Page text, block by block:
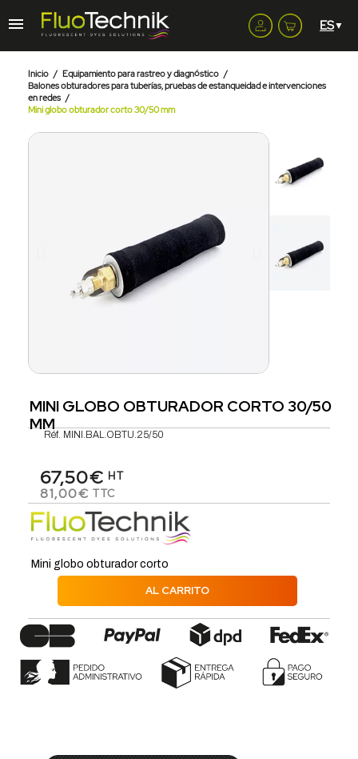
Inicio
Equipamiento para rastreo y diagnóstico
Balones obturadores para tuberías, pruebas de estanqueidad e intervenciones
en redes
Mini globo obturador corto 30/50 mm
MINI GLOBO OBTURADOR CORTO 30/50
MM
Réf. MINI.BAL.OBTU.25/50
67,50€ HT
81,00€ TTC
Mini globo obturador corto
AL CARRITO